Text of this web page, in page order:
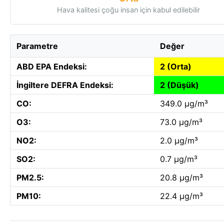
Hava kalitesi çoğu insan için kabul edilebilir
Parametre Değer
ABD EPA Endeksi:
2 (Orta)
İngiltere DEFRA Endeksi:
2 (Düşük)
CO:
349.0 µg/m³
O3:
73.0 µg/m³
NO2:
2.0 µg/m³
SO2:
0.7 µg/m³
PM2.5:
20.8 µg/m³
PM10:
22.4 µg/m³